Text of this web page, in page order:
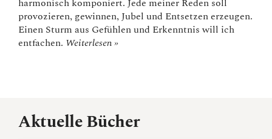
harmonisch komponiert. Jede meiner Reden soll
provozieren, gewinnen, Jubel und Entsetzen erzeugen.
Einen Sturm aus Gefühlen und Erkenntnis will ich
entfachen. Weiterlesen »
Aktuelle Bücher